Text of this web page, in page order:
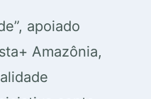
apoiado
Amazônia,